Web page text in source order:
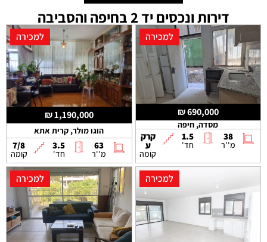
דירות ונכסים יד 2 בחיפה והסביבה
למכירה
690,000 ₪
מסדה, חיפה
38
מ''ר
1.5
חד'
קרק
ע
קומה
למכירה
1,190,000 ₪
הוגו מולר, קרית אתא
63
מ''ר
3.5
חד'
7/8
קומה
למכירה למכירה